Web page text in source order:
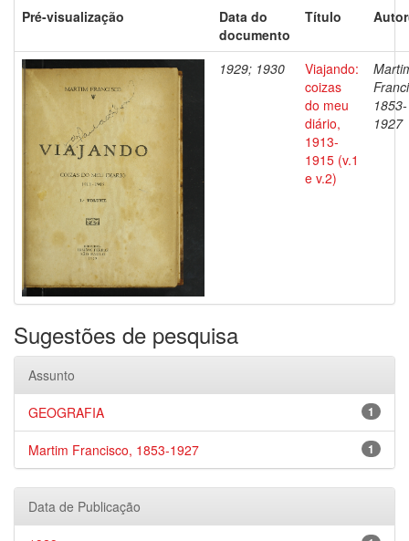
Pré-visualização
Data do
documento
Título
1929; 1930
Viajando:
coizas
do meu
diário,
1913-
1915 (v.1
e v.2)
1853-
1927
Sugestões de pesquisa
Assunto
1
GEOGRAFIA
1
Martim Francisco, 1853-1927
Data de Publicação